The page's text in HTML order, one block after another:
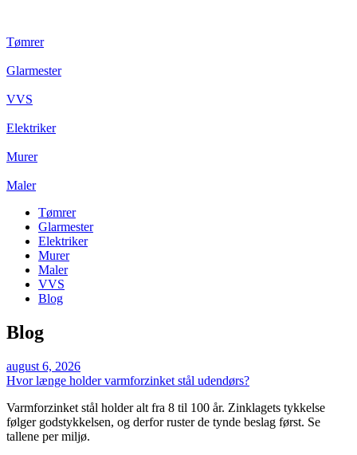
Tømrer
Glarmester
VVS
Elektriker
Murer
Maler
Tømrer
Glarmester
Elektriker
Murer
Maler
VVS
Blog
Blog
august 6, 2026
Hvor længe holder varmforzinket stål udendørs?
Varmforzinket stål holder alt fra 8 til 100 år. Zinklagets tykkelse
følger godstykkelsen, og derfor ruster de tynde beslag først. Se
tallene per miljø.